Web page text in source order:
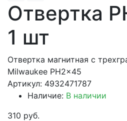
Отвертка
1 шт
Отвертка магнитная с
Milwaukee PH2x45
Артикул: 4932471787
Наличие: В наличии
310 руб.